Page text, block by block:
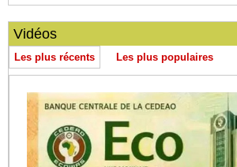
Vidéos
Les plus récents Les plus populaires